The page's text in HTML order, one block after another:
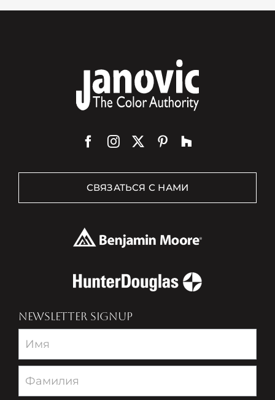
СВЯЗАТЬСЯ С НАМИ
NEWSLETTER SIGNUP
Newsletter